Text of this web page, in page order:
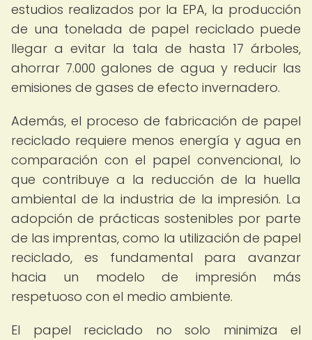
estudios realizados por la EPA, la producción
de una tonelada de papel reciclado puede
llegar a evitar la tala de hasta 17 árboles,
ahorrar 7.000 galones de agua y reducir las
emisiones de gases de efecto invernadero.
Además, el proceso de fabricación de papel
reciclado requiere menos energía y agua en
comparación con el papel convencional, lo
que contribuye a la reducción de la huella
ambiental de la industria de la impresión. La
adopción de prácticas sostenibles por parte
de las imprentas, como la utilización de papel
reciclado, es fundamental para avanzar
hacia un modelo de impresión más
respetuoso con el medio ambiente.
El papel reciclado no solo minimiza el